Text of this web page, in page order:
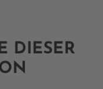
DIESER